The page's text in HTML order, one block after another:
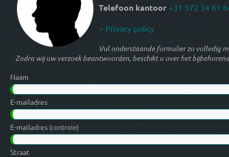
Telefoon kantoor +31 572 34 61
> Privacy policy
Vul onderstaande formulier zo volledig
Zodra wij uw verzoek beantwoorden, beschikt u over het
Naam
E-mailadres
E-mailadres (controle)
Straat